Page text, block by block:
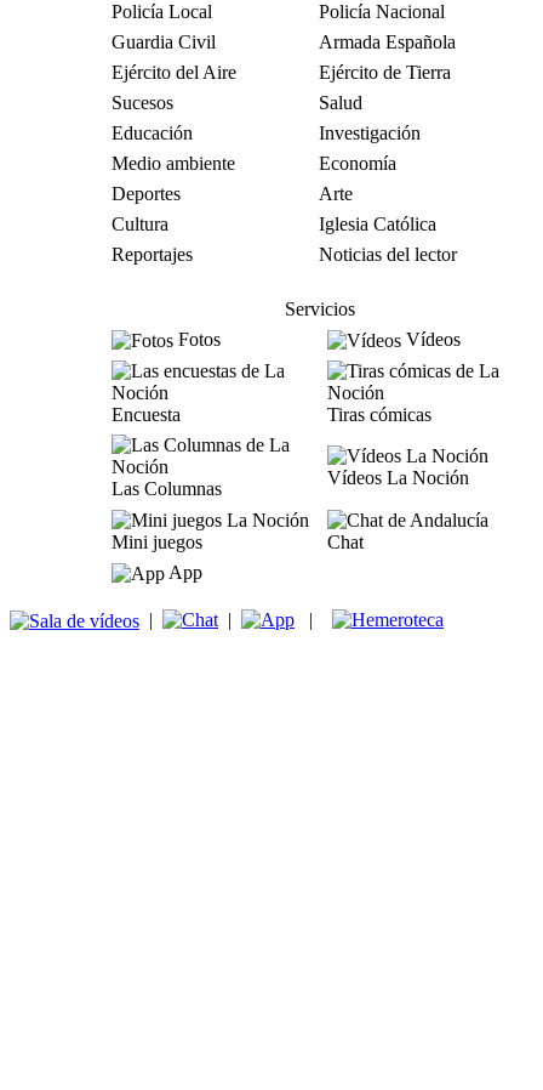
Policía Local
Policía Nacional
Guardia Civil
Armada Española
Ejército del Aire
Ejército de Tierra
Sucesos
Salud
Educación
Investigación
Medio ambiente
Economía
Deportes
Arte
Cultura
Iglesia Católica
Reportajes
Noticias del lector
Servicios
Fotos
Vídeos
Encuesta Tiras cómicas
Las Columnas
Vídeos La Noción
Mini juegos
Chat
App
| | |